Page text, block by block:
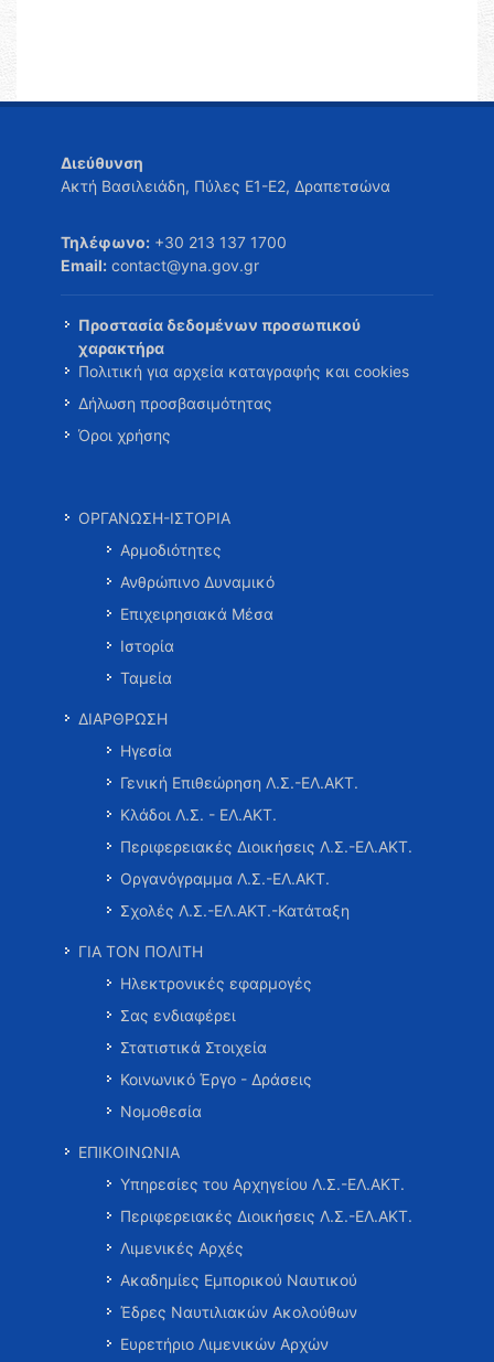
Διεύθυνση
Ακτή Βασιλειάδη, Πύλες Ε1-Ε2, Δραπετσώνα
Τηλέφωνο: +30 213 137 1700
Email: contact@yna.gov.gr
Προστασία δεδομένων προσωπικού
χαρακτήρα
Πολιτική για αρχεία καταγραφής και cookies
Δήλωση προσβασιμότητας
Όροι χρήσης
ΟΡΓΑΝΩΣΗ-ΙΣΤΟΡΙΑ
Αρμοδιότητες
Ανθρώπινο Δυναμικό
Επιχειρησιακά Μέσα
Ιστορία
Ταμεία
ΔΙΑΡΘΡΩΣΗ
Ηγεσία
Γενική Επιθεώρηση Λ.Σ.-ΕΛ.ΑΚΤ.
Κλάδοι Λ.Σ. - ΕΛ.ΑΚΤ.
Περιφερειακές Διοικήσεις Λ.Σ.-ΕΛ.ΑΚΤ.
Οργανόγραμμα Λ.Σ.-ΕΛ.ΑΚΤ.
Σχολές Λ.Σ.-ΕΛ.ΑΚΤ.-Κατάταξη
ΓΙΑ ΤΟΝ ΠΟΛΙΤΗ
Ηλεκτρονικές εφαρμογές
Σας ενδιαφέρει
Στατιστικά Στοιχεία
Κοινωνικό Έργο - Δράσεις
Νομοθεσία
ΕΠΙΚΟΙΝΩΝΙΑ
Υπηρεσίες του Αρχηγείου Λ.Σ.-ΕΛ.ΑΚΤ.
Περιφερειακές Διοικήσεις Λ.Σ.-ΕΛ.ΑΚΤ.
Λιμενικές Αρχές
Ακαδημίες Εμπορικού Ναυτικού
Έδρες Ναυτιλιακών Ακολούθων
Ευρετήριο Λιμενικών Αρχών